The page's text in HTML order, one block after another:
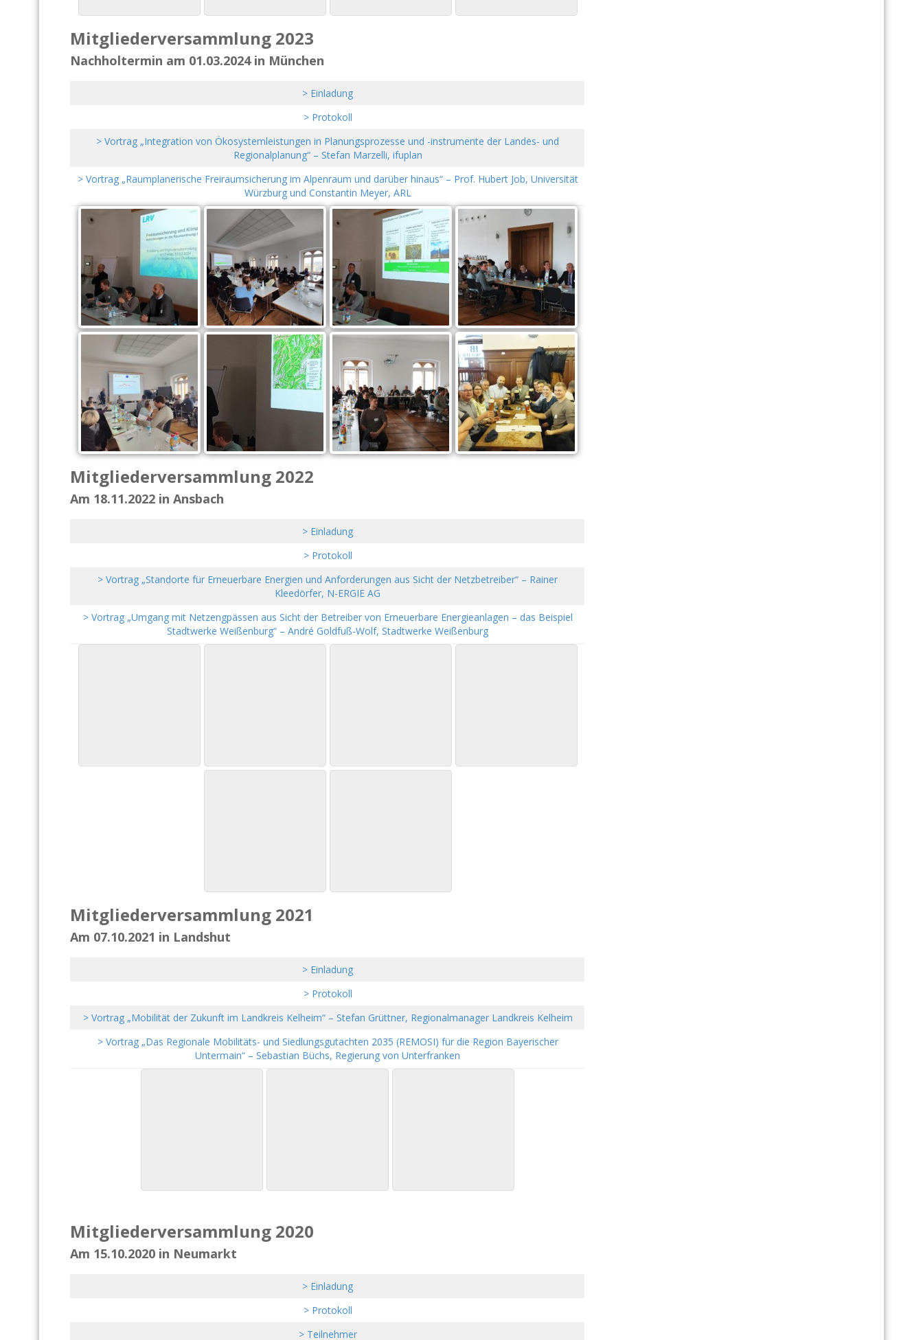
Mitgliederversammlung 2023
Nachholtermin am 01.03.2024 in München
> Einladung
> Protokoll
> Vortrag „Integration von Ökosystemleistungen in Planungsprozesse und -instrumente der Landes- und
Regionalplanung“ – Stefan Marzelli, ifuplan
> Vortrag „Raumplanerische Freiraumsicherung im Alpenraum und darüber hinaus“ – Prof. Hubert Job, Universität
Würzburg und Constantin Meyer, ARL
Mitgliederversammlung 2022
Am 18.11.2022 in Ansbach
> Einladung
> Protokoll
> Vortrag „Standorte für Erneuerbare Energien und Anforderungen aus Sicht der Netzbetreiber“ – Rainer
Kleedörfer, N-ERGIE AG
> Vortrag „Umgang mit Netzengpässen aus Sicht der Betreiber von Erneuerbare Energieanlagen – das Beispiel
Stadtwerke Weißenburg“ – André Goldfuß-Wolf, Stadtwerke Weißenburg
Mitgliederversammlung 2021
Am 07.10.2021 in Landshut
> Einladung
> Protokoll
> Vortrag „Mobilität der Zukunft im Landkreis Kelheim“ – Stefan Grüttner, Regionalmanager Landkreis Kelheim
> Vortrag „Das Regionale Mobilitäts- und Siedlungsgutachten 2035 (REMOSI) für die Region Bayerischer
Untermain“ – Sebastian Büchs, Regierung von Unterfranken
Mitgliederversammlung 2020
Am 15.10.2020 in Neumarkt
> Einladung
> Protokoll
> Teilnehmer